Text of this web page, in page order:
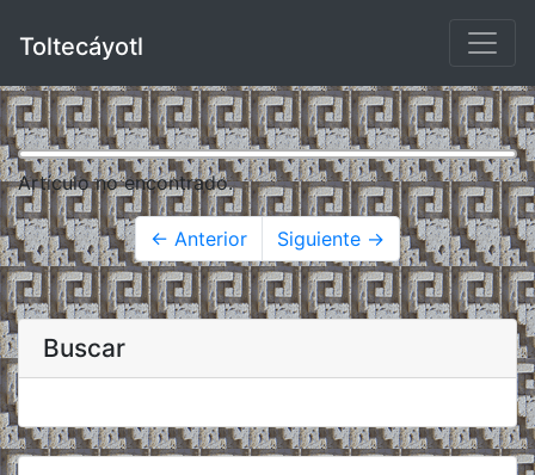
Toltecáyotl
Artículo no encontrado.
← Anterior Siguiente →
Buscar